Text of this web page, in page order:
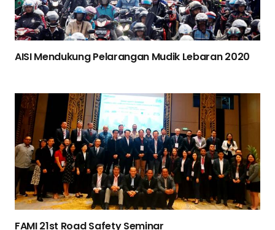
AISI Mendukung Pelarangan Mudik Lebaran 2020
FAMI 21st Road Safety Seminar